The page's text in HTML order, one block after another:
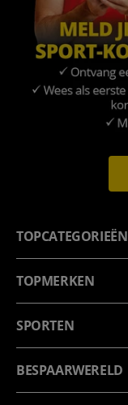
TOPCATEGORIEËN
TOPMERKEN
SPORTEN
BESPAARWERELD